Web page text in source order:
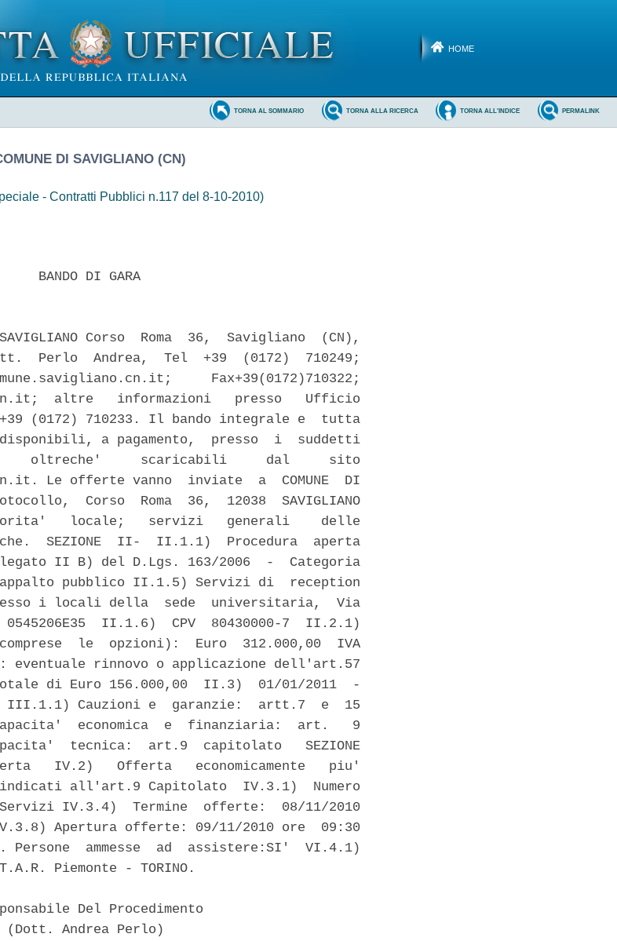
HOME
PERMALINK
TORNA ALL'INDICE
TORNA ALLA RICERCA
TORNA AL SOMMARIO
DI SAVIGLIANO (CN)
- Contratti Pubblici n.117 del 8-10-2010)
BANDO DI GARA
Corso  Roma  36,  Savigliano  (CN),
Perlo  Andrea,  Tel  +39  (0172)  710249;
Fax+39(0172)710322;
altre   informazioni   presso   Ufficio
(0172) 710233. Il bando integrale e  tutta
disponibili, a pagamento,  presso  i  suddetti
oltreche'     scaricabili     dal     sito
Le offerte vanno  inviate  a  COMUNE  DI
Corso  Roma  36,  12038  SAVIGLIANO
locale;   servizi   generali    delle
SEZIONE  II-  II.1.1)  Procedura  aperta
II B) del D.Lgs. 163/2006  -  Categoria
pubblico II.1.5) Servizi di  reception
i locali della  sede  universitaria,  Via
II.1.6)  CPV  80430000-7  II.2.1)
le  opzioni):  Euro  312.000,00  IVA
eventuale rinnovo o applicazione dell'art.57
di Euro 156.000,00  II.3)  01/01/2011  -
III.1.1) Cauzioni e  garanzie:  artt.7  e  15
economica  e  finanziaria:  art.   9
tecnica:  art.9  capitolato   SEZIONE
IV.2)   Offerta   economicamente   piu'
indicati all'art.9 Capitolato  IV.3.1)  Numero
IV.3.4)  Termine  offerte:  08/11/2010
Apertura offerte: 09/11/2010 ore  09:30
Persone  ammesse  ad  assistere:SI'  VI.4.1)
Piemonte - TORINO.
Del Procedimento
(Dott. Andrea Perlo)